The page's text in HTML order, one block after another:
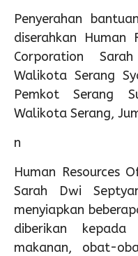
Penyerahan
diserahkan Human
Corporation
Walikota Serang
Pemkot Serang
Walikota Serang,
n
Human Resources
Sarah Dwi
menyiapkan
diberikan kepada
makanan, obat-